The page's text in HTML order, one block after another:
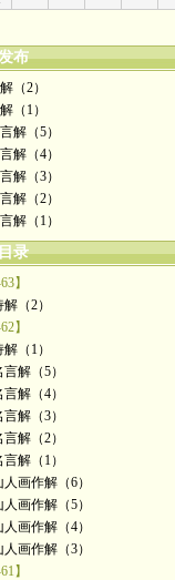
布
（2）
（1）
解（5）
解（4）
解（3）
解（2）
解（1）
录
】
（2）
】
（1）
解（5）
解（4）
解（3）
解（2）
解（1）
人画作解（6）
人画作解（5）
人画作解（4）
人画作解（3）
】